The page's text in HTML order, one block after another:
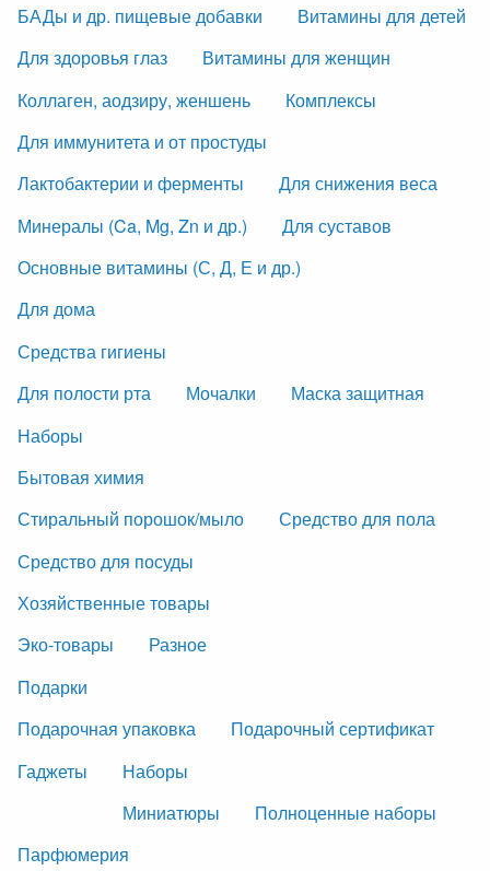
БАДы и др. пищевые добавки
Витамины для детей
Для здоровья глаз
Витамины для женщин
Коллаген, аодзиру, женшень
Комплексы
Для иммунитета и от простуды
Лактобактерии и ферменты
Для снижения веса
Минералы (Ca, Mg, Zn и др.)
Для суставов
Основные витамины (С, Д, Е и др.)
Для дома
Средства гигиены
Для полости рта
Мочалки
Маска защитная
Наборы
Бытовая химия
Стиральный порошок/мыло
Средство для пола
Средство для посуды
Хозяйственные товары
Эко-товары
Разное
Подарки
Подарочная упаковка
Подарочный сертификат
Гаджеты
Наборы
Миниатюры
Полноценные наборы
Парфюмерия